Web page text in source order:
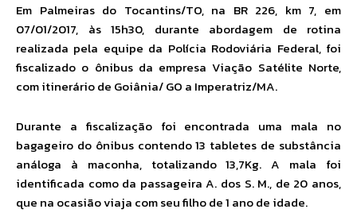
Em Palmeiras do Tocantins/TO, na BR 226, km 7, em
07/01/2017, às 15h30, durante abordagem de rotina
realizada pela equipe da Polícia Rodoviária Federal, foi
fiscalizado o ônibus da empresa Viação Satélite Norte,
com itinerário de Goiânia/ GO a Imperatriz/MA.
Durante a fiscalização foi encontrada uma mala no
bagageiro do ônibus contendo 13 tabletes de substância
análoga à maconha, totalizando 13,7Kg. A mala foi
identificada como da passageira A. dos S. M., de 20 anos,
que na ocasião viaja com seu filho de 1 ano de idade.